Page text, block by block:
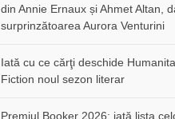
din Annie Ernaux și Ahmet Altan,
surprinzătoarea Aurora Venturini
Iată cu ce cărţi deschide
Fiction noul sezon literar
Premiul Booker 2026: iată lista